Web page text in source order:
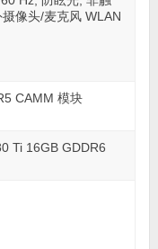
像头/麦克风 WLAN
CAMM 模块
Ti 16GB GDDR6